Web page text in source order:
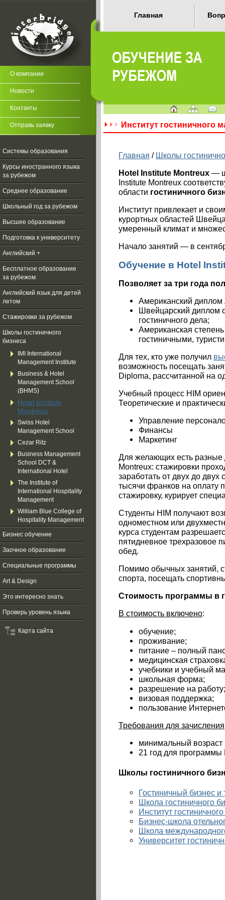
О компании
Новости
Контакты
Отправь заявку
Системы образования
Курсы иностранного языка
за рубежом
Среднее образование
Школьный год за рубежом
Высшее образование
Подготовка к университету
Английский +
Бесплатное образование
за рубежом
Aнглийский язык для детей
летом
Стажировки за рубежом
Школы гостиничного
бизнеса
IMI International
Management Institute
Business & Hotel
Management School
(BHMS)
Hotel Institute
Montreux
Swiss Hotel
Management School
Cezar Ritz
Business Management
School DCT &
International Hotel
The Institute of
International Hospitality
Management
William Blue College of
Hospitality Management
Бизнес обучение
Заочное образование
Специальные программы
Art & Design
Это интересно знать
Проверь уровень языка
Карта сайта
Главная
Институт гостиничного
Главная / Школы
Hotel Institute Montreux —
Institute Montreux
области гостиничного
Институт привлекает и
курортных областей
умеренный климат и
Начало занятий — в
Обучение в Hotel
Позволяет за три года
Американский диплом
Швейцарский диплом
гостиничного дела;
Американская
гостиничными,
Для тех, кто уже получил
возможность посещать
Diploma, рассчитанной на
Учебный процесс HIM
Теоретические и
Управление
Финансы
Маркетинг
Для желающих есть
Montreux: стажировки
заработать от двух до
тысячи франков на оплату
стажировку, курирует
Студенты HIM получают
одноместном или
курса студентам
пятидневное трехразовое
обед.
Помимо обычных занятий,
спорта, посещать
Стоимость программы в
В стоимость включено:
обучение;
проживание;
питание – полный
медицинская
учебники и учебный
школьная форма;
разрешение на работу;
визовая поддержка;
пользование
Требования для зачисления
минимальный возраст
21 год для
Школы гостиничного
Гостиничный бизнес
Школа гостиничного
Институт
Бизнес-школа
Школа
Университет